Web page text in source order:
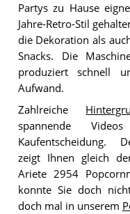
Partys zu Hause
Jahre-Retro-Stil
die Dekoration als
Snacks. Die
produziert schnell
Aufwand.
Zahlreiche
spannende
Kaufentscheidung.
zeigt Ihnen gleich
Ariete 2954
konnte Sie doch
doch mal in unserem